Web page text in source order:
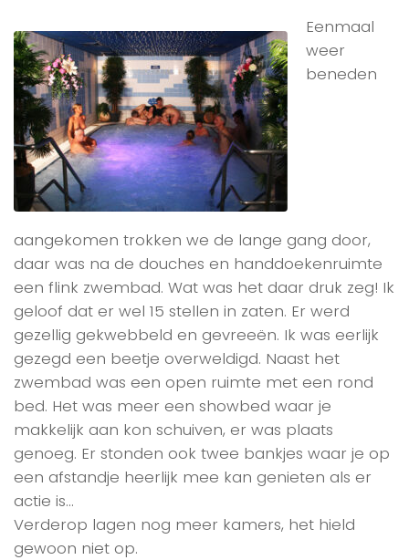
Eenmaal
weer
beneden
aangekomen trokken we de lange gang door,
daar was na de douches en handdoekenruimte
een flink zwembad. Wat was het daar druk zeg! Ik
geloof dat er wel 15 stellen in zaten. Er werd
gezellig gekwebbeld en gevreeën. Ik was eerlijk
gezegd een beetje overweldigd. Naast het
zwembad was een open ruimte met een rond
bed. Het was meer een showbed waar je
makkelijk aan kon schuiven, er was plaats
genoeg. Er stonden ook twee bankjes waar je op
een afstandje heerlijk mee kan genieten als er
actie is…
Verderop lagen nog meer kamers, het hield
gewoon niet op.